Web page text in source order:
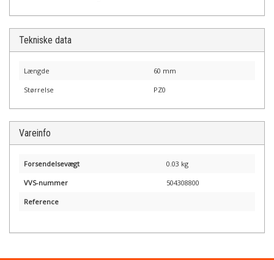
Tekniske data
Længde 60 mm
Størrelse PZ0
Vareinfo
Forsendelsevægt 0.03 kg
VVS-nummer 504308800
Reference